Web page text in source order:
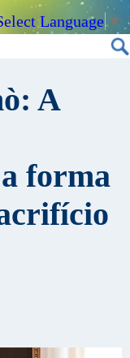
Language▼
A
forma